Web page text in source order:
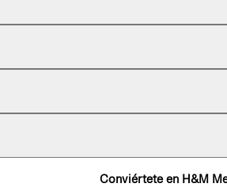
Conviértete en H&M